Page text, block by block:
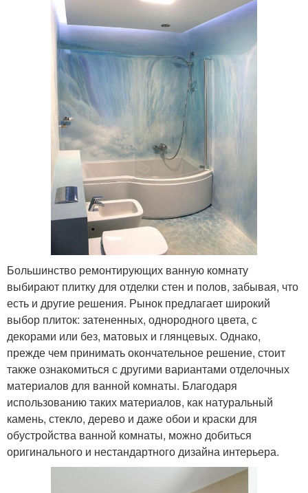
Большинство ремонтирующих ванную комнату
выбирают плитку для отделки стен и полов, забывая, что
есть и другие решения. Рынок предлагает широкий
выбор плиток: затененных, однородного цвета, с
декорами или без, матовых и глянцевых. Однако,
прежде чем принимать окончательное решение, стоит
также ознакомиться с другими вариантами отделочных
материалов для ванной комнаты. Благодаря
использованию таких материалов, как натуральный
камень, стекло, дерево и даже обои и краски для
обустройства ванной комнаты, можно добиться
оригинального и нестандартного дизайна интерьера.